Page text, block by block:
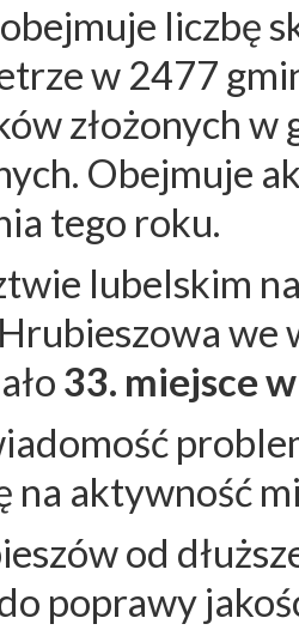
liczbę
w 2477
złożonych
Obejmuje
tego roku.
lubelskim
we
33. miejsce
na aktywność
od
poprawy